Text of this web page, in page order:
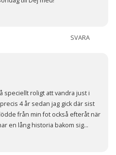
SVARA
speciellt roligt att vandra just i
4 år sedan jag gick där sist
från min fot också efteråt när
en lång historia bakom sig…